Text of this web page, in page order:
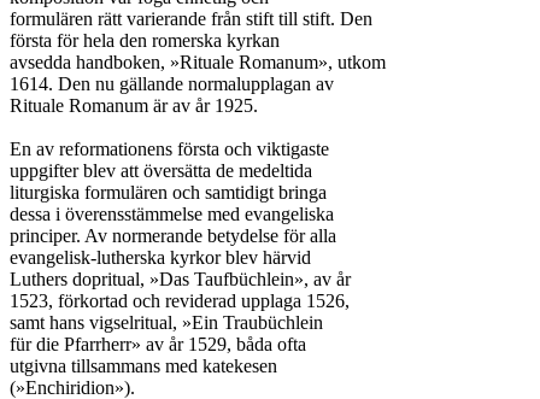
formulären rätt varierande från stift till stift. Den
första för hela den romerska kyrkan
avsedda handboken, »Rituale Romanum», utkom
1614. Den nu gällande normalupplagan av
Rituale Romanum är av år 1925.
En av reformationens första och viktigaste
uppgifter blev att översätta de medeltida
liturgiska formulären och samtidigt bringa
dessa i överensstämmelse med evangeliska
principer. Av normerande betydelse för alla
evangelisk-lutherska kyrkor blev härvid
Luthers dopritual, »Das Taufbüchlein», av år
1523, förkortad och reviderad upplaga 1526,
samt hans vigselritual, »Ein Traubüchlein
für die Pfarrherr» av år 1529, båda ofta
utgivna tillsammans med katekesen
(»Enchiridion»).